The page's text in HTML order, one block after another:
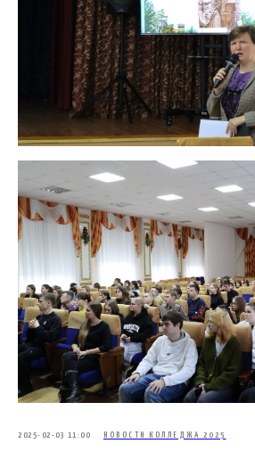
2025-02-03 11:00 НОВОСТИ КОЛЛЕДЖА 2025